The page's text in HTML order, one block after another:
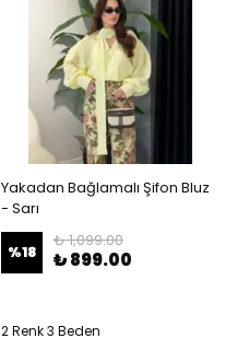
Yakadan Bağlamalı Şifon Bluz
- Sarı
%18
₺ 1,099.00
₺ 899.00
2 Renk 3 Beden